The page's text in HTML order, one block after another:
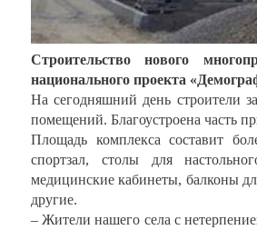
Строительство нового
национального проекта
На сегодняшний день строители
помещений. Благоустроена часть
Площадь комплекса составит
спортзал, столы для
медицинские кабинеты, балконы
другие.
– Жители нашего села с